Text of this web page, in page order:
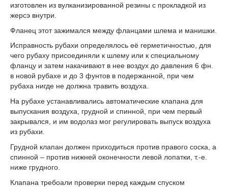
изготовлен из вулканизированной резины с прокладкой из
жерсэ внутри.
Фланец этот зажимался между фланцами шлема и манишки.
Исправность рубахи определялось её герметичностью, для
чего рубаху присоединяли к шлему или к специальному
фланцу и затем накачивают в нее воздух до давления 6 фн.
в новой рубахе и до 3 фунтов в подержанной, при чем
рубаха нигде не должна травить воздуха.
На рубахе устанавливались автоматические клапана для
выпускания воздуха, грудной и спинной, при чем первый
закрывался, и им водолаз мог регулировать выпуск воздуха
из рубахи.
Грудной клапан должен приходиться против правого соска, а
спинной – против нижней оконечности левой лопатки, т.-е.
ниже грудного.
Клапана требоали проверки перед каждым спуском